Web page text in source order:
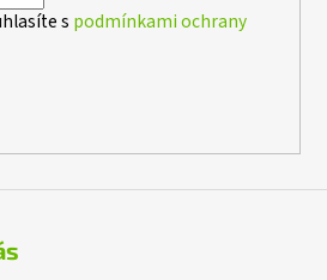
s podmínkami ochrany